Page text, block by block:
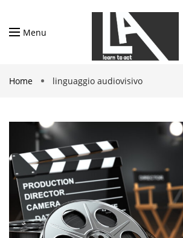
Menu
Home linguaggio audiovisivo